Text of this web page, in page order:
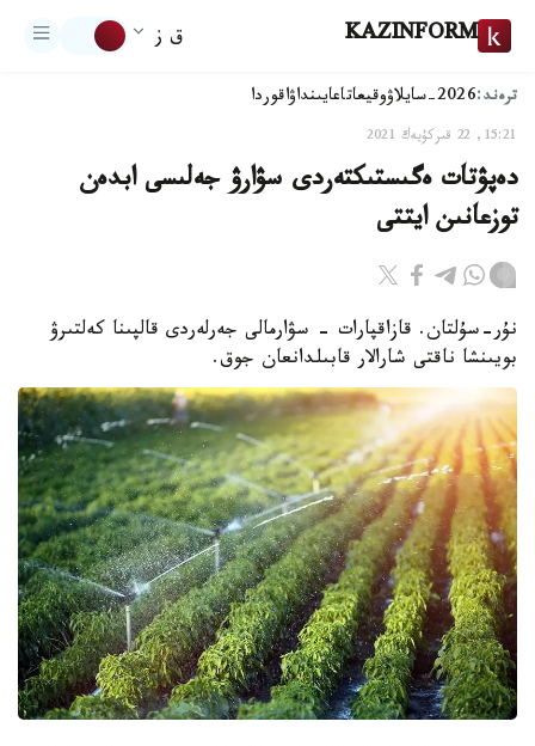
KAZINFORM ق ز
ترەند:2026-سايلاۋ وقيعاتاعايىنداۋاقوردا
15:21, 22 قىركۇيەك 2021
دەپۋتات ەگىستىكتەردى سۋارۋ جەلىسى ابدەن
توزعانىن ايتتى
نۇر-سۇلتان. قازاقپارات - سۋارمالى جەرلەردى قالپىنا كەلتىرۋ
بويىنشا ناقتى شارالار قابىلدانعان جوق.